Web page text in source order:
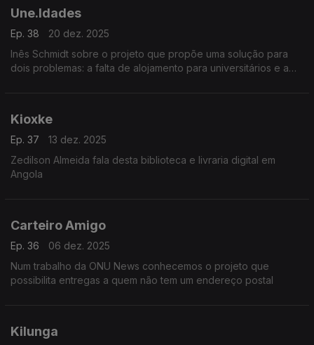
Une.Idades
Ep. 38
20 dez. 2025
Inês Schmidt sobre o projeto que propõe uma solução para
dois problemas: a falta de alojamento para universitários e a
Kioxke
Ep. 37
13 dez. 2025
Zedilson Almeida fala desta biblioteca e livraria digital em
Angola
Carteiro Amigo
Ep. 36
06 dez. 2025
Num trabalho da ONU News conhecemos o projeto que
possibilita entregas a quem não tem um endereço postal
Kilunga